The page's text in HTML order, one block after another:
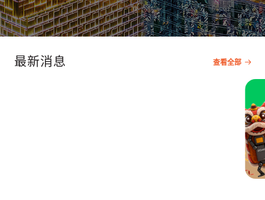
最新消息 查看全部